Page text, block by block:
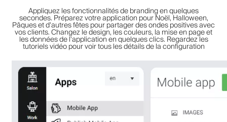
Appliquez les fonctionnalités de branding en quelques
secondes. Préparez votre application pour Noël, Halloween,
Pâques et d'autres fêtes pour partager des ondes positives avec
vos clients. Changez le design, les couleurs, la mise en page et
les données de l'application en quelques clics. Regardez les
tutoriels vidéo pour voir tous les détails de la configuration